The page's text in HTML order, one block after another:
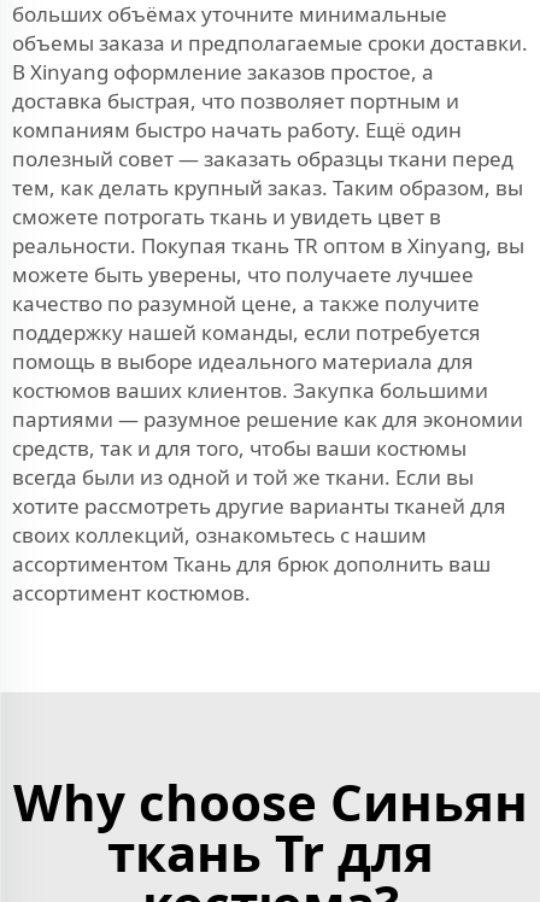
больших объёмах уточните минимальные
объемы заказа и предполагаемые сроки доставки.
В Xinyang оформление заказов простое, а
доставка быстрая, что позволяет портным и
компаниям быстро начать работу. Ещё один
полезный совет — заказать образцы ткани перед
тем, как делать крупный заказ. Таким образом, вы
сможете потрогать ткань и увидеть цвет в
реальности. Покупая ткань TR оптом в Xinyang, вы
можете быть уверены, что получаете лучшее
качество по разумной цене, а также получите
поддержку нашей команды, если потребуется
помощь в выборе идеального материала для
костюмов ваших клиентов. Закупка большими
партиями — разумное решение как для экономии
средств, так и для того, чтобы ваши костюмы
всегда были из одной и той же ткани. Если вы
хотите рассмотреть другие варианты тканей для
своих коллекций, ознакомьтесь с нашим
ассортиментом Ткань для брюкдополнить ваш
ассортимент костюмов.
Why choose Синьян
ткань Tr для